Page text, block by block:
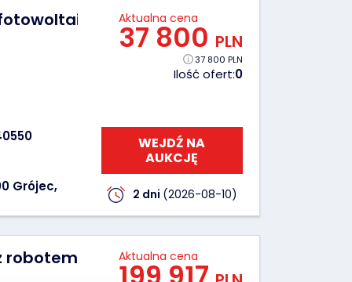
JASOLAR JAM54D40-425/
Grójec,
Aktualna cena
37 800 PLN
37 800 PLN
Ilość ofert:0
WEJDŹ NA
AUKCJĘ
2 dni (2026-08-10)
z robotem STP Adam Sawicki Tomasz
Aktualna cena